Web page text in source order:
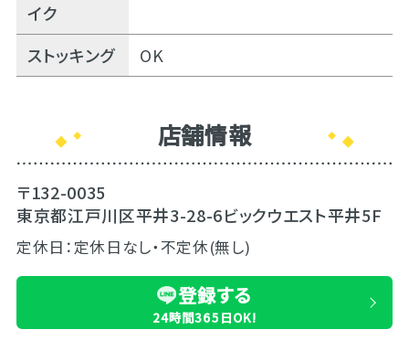
イク
ストッキング OK
店舗情報
〒132-0035
東京都江戸川区平井3-28-6ビックウエスト平井5F
定休日：定休日なし・不定休(無し)
登録する
24時間365日OK!